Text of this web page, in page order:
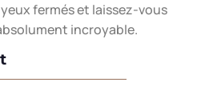
fermés et laissez-vous
incroyable.